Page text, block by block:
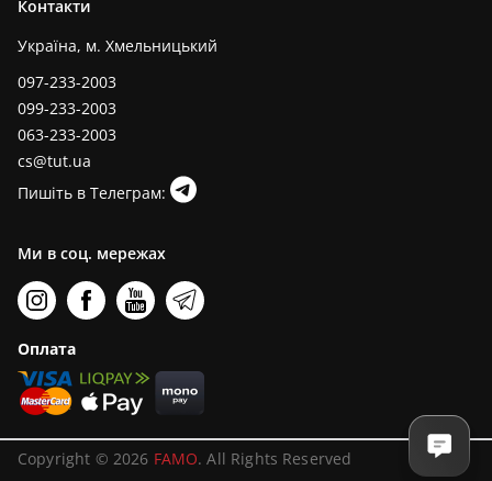
Контакти
Україна, м. Хмельницький
097-233-2003
099-233-2003
063-233-2003
cs@tut.ua
Пишіть в Телеграм:
Ми в соц. мережах
Оплата
Copyright © 2026 FAMO. All Rights Reserved